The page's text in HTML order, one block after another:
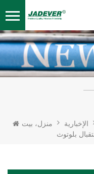
منزل، بيت الإخبارية